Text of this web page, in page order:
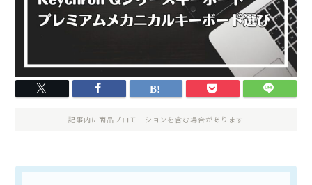
記事内に商品プロモーションを含む場合があります